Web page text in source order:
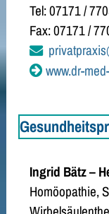
Tel: 07171 /
Fax: 07171 /
www.dr-
Ingrid Bätz –
Homöopathie,